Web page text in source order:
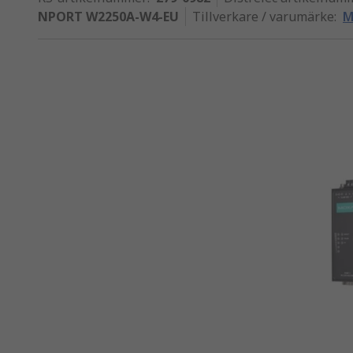
NPORT W2250A-W4-EU
Tillverkare / varumärke: